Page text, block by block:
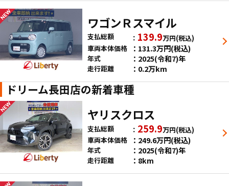
ワゴンＲスマイル
支払総額 139.9万円(税込)
車両本体価格
131.3万円(税込)
年式 2025(令和7)年
走行距離 0.2万km
ドリーム長田店の新着車種
ヤリスクロス
支払総額 259.9万円(税込)
車両本体価格
249.6万円(税込)
年式 2025(令和7)年
走行距離 8km